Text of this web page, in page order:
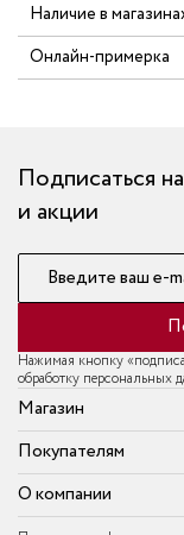
Наличие в
Онлайн-примерка
Подписаться
и акции
Введите ваш e-
Нажимая кнопку
обработку персональных
Магазин
Покупателям
О компании